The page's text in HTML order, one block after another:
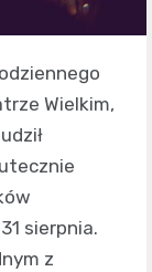
Wielkim,
sierpnia.
z